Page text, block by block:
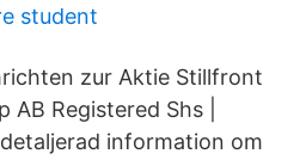
student
zur Aktie Stillfront
AB Registered Shs |
information om